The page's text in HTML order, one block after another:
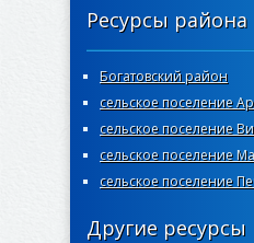
Ресурсы района
Богатовский район
сельское поселение
сельское поселение
сельское поселение
сельское поселение
Другие ресурсы